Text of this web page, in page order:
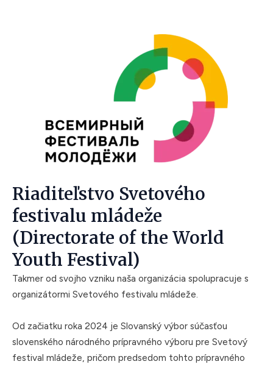
Riaditeľstvo Svetového
festivalu mládeže
(Directorate of the World
Youth Festival)
Takmer od svojho vzniku naša organizácia spolupracuje s
organizátormi Svetového festivalu mládeže.
Od začiatku roka 2024 je Slovanský výbor súčasťou
slovenského národného prípravného výboru pre Svetový
festival mládeže, pričom predsedom tohto prípravného